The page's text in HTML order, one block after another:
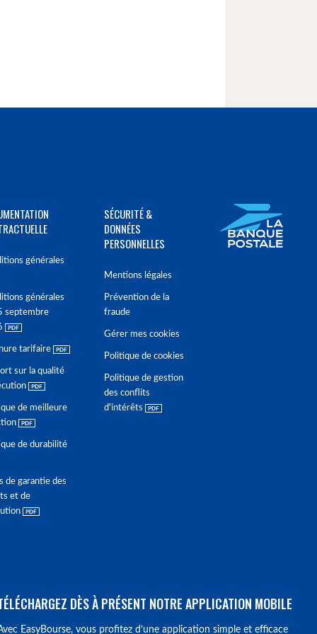
générales
générales
septembre
tarifaire
sur la qualité
de meilleure
de durabilité
de garantie des
et de
SÉCURITÉ &
DONNÉES
PERSONNELLES
Mentions légales
Prévention de la
fraude
Gérer mes cookies
Politique de cookies
Politique de gestion
des conflits
d'intérêts
DÈS À PRÉSENT NOTRE APPLICATION MOBILE
EasyBourse, vous profitez d’une application simple et efficace